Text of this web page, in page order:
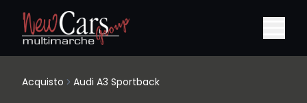
Acquisto Audi A3 Sportback